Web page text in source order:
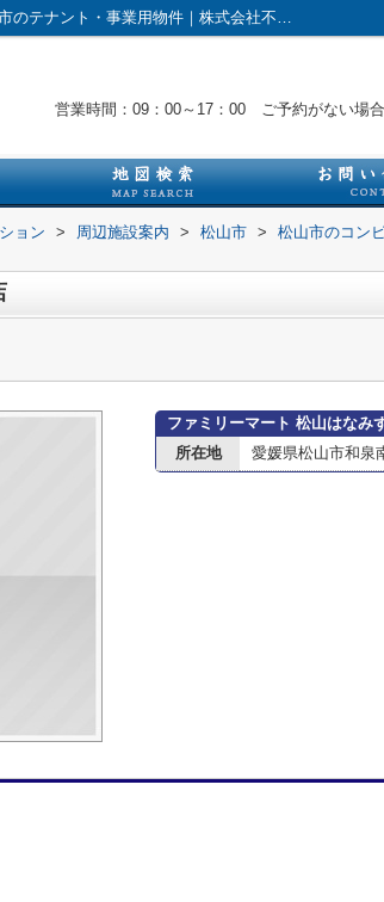
ファミリーマート 松山はなみずき通り店情報ページ｜松山市のテナント・事業用物件｜株式会社不動産ソリューション
営業時間：09：00～17：00 ご予約がない場
ョン > 周辺施設案内 > 松山市 > 松山市のコン
ファミリーマート 松山はなみ
所在地
愛媛県松山市和泉